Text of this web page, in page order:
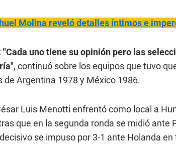
Molina reveló detalles íntimos e
"Cada uno tiene su opinión pero las
, continuó sobre los equipos que tuvo
Argentina 1978 y México 1986.
Luis Menotti enfrentó como local a
que en la segunda ronda se midió ante
se impuso por 3-1 ante Holanda